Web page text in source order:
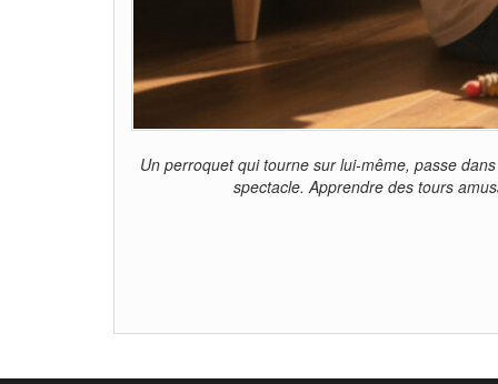
Un perroquet qui tourne sur lui-même, passe
spectacle. Apprendre des tours